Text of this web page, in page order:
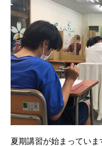
夏期講習が始まっていま